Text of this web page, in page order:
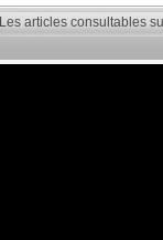
Les articles consultables